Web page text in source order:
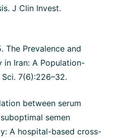
J Clin Invest.
The Prevalence and
in Iran: A Population-
7(6):226–32.
between serum
semen
A hospital-based cross-